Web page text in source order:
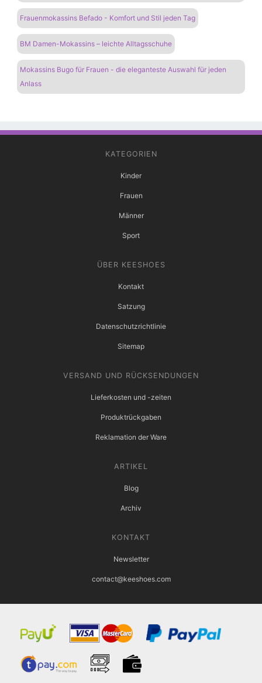
Frauenmokassins Befado - Komfort und Stil jeden Tag
BM Damen-Mokassins – leichte Alltagsschuhe
Mokassins Bugo für Frauen - die eleganteste Auswahl für jeden
Anlass
KATEGORIEN
Kinder
Frauen
Männer
Sport
ÜBER KEESHOES
Kontakt
Satzung
Datenschutzrichtlinie
Sitemap
VERSAND UND RÜCKSENDUNGEN
Lieferkosten und -zeiten
Produktrückgaben
Reklamation der Ware
ARTIKEL
Blog
Archiv
KONTAKT
Newsletter
contact@keeshoes.com